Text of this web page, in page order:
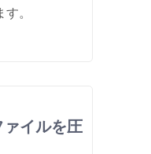
。
イルを圧